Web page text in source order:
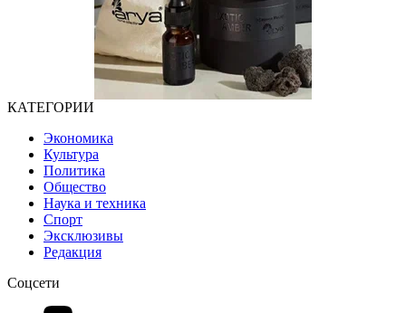
КАТЕГОРИИ
Экономика
Культура
Политика
Общество
Наука и техника
Спорт
Эксклюзивы
Редакция
Соцсети